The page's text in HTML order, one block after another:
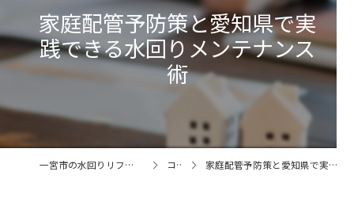
家庭配管予防策と愛知県で実
践できる水回りメンテナンス
術
一宮市の水回りリフォームなら株式会社ハプロ コラム 家庭配管予防策と愛知県で実践できる水回りメンテナンス術